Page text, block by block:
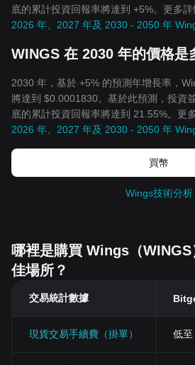
底的累計投資回報率將達到 +5%。更多
2026 年、2027 年及 2030 - 2050 年
WINGS 在 2030 年的價格是
2030 年，基於 +5% 的預測年增長率，
將達到 $0.0001830。基於此預測，投資
底的累計投資回報率將達到 21.55%。更
2026 年、2027 年及 2030 - 2050 年
買幣
Wings技術分析
哪裡是購買 Wings（
佳場所？
交易統計數據
現貨交易手續費（掛單） 低至